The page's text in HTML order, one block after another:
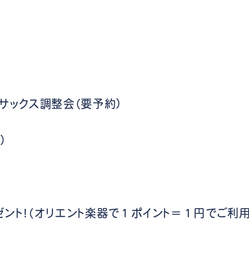
クス調整会（要予約）
！（オリエント楽器で１ポイント＝１円でご利用